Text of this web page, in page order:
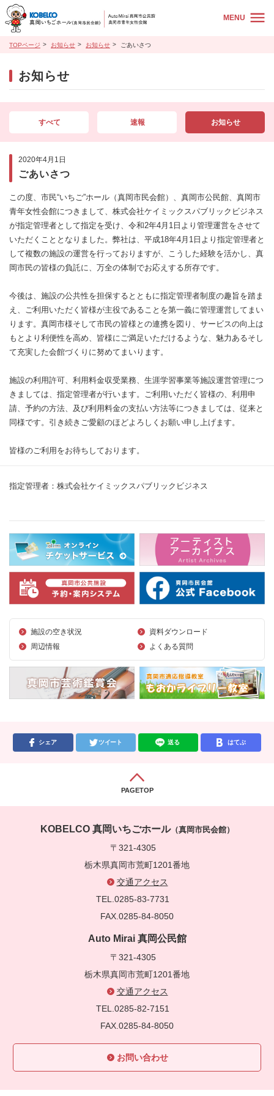
MENU
TOPページ お知らせ お知らせ ごあいさつ
お知らせ
すべて 速報 お知らせ
2020年4月1日
ごあいさつ
この度、市民“いちご”ホール（真岡市民会館）、真岡市公民館、真岡市
青年女性会館につきまして、株式会社ケイミックスパブリックビジネス
が指定管理者として指定を受け、令和2年4月1日より管理運営をさせて
いただくこととなりました。弊社は、平成18年4月1日より指定管理者と
して複数の施設の運営を行っておりますが、こうした経験を活かし、真
岡市民の皆様の負託に、万全の体制でお応えする所存です。
今後は、施設の公共性を担保するとともに指定管理者制度の趣旨を踏ま
え、ご利用いただく皆様が主役であることを第一義に管理運営してまい
ります。真岡市様そして市民の皆様との連携を図り、サービスの向上は
もとより利便性を高め、皆様にご満足いただけるような、魅力あるそし
て充実した会館づくりに努めてまいります。
施設の利用許可、利用料金収受業務、生涯学習事業等施設運営管理につ
きましては、指定管理者が行います。ご利用いただく皆様の、利用申
請、予約の方法、及び利用料金の支払い方法等につきましては、従来と
同様です。引き続きご愛顧のほどよろしくお願い申し上げます。
皆様のご利用をお待ちしております。
指定管理者：株式会社ケイミックスパブリックビジネス
施設の空き状況
資料ダウンロード
周辺情報
よくある質問
シェア ツイート 送る はてぶ
PAGETOP
KOBELCO 真岡いちごホール（真岡市民会館）
〒321-4305
栃木県真岡市荒町1201番地
交通アクセス
TEL.0285-83-7731
FAX.0285-84-8050
Auto Mirai 真岡公民館
〒321-4305
栃木県真岡市荒町1201番地
交通アクセス
TEL.0285-82-7151
FAX.0285-84-8050
お問い合わせ